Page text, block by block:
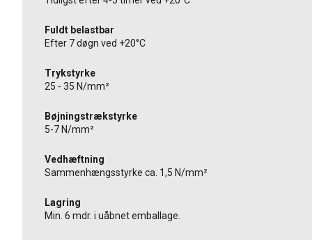
Fuldt belastbar
Efter 7 døgn ved +20°C
Trykstyrke
25 - 35 N/mm²
Bøjningstrækstyrke
5-7 N/mm²
Vedhæftning
Sammenhængsstyrke ca. 1,5 N/mm²
Lagring
Min. 6 mdr. i uåbnet emballage.